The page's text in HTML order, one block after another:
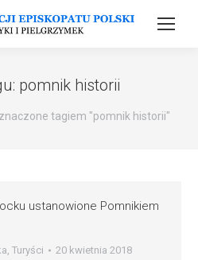
pomnik historii
tagiem "pomnik historii"
ustanowione Pomnikiem
, Turyści 20 kwietnia 2018